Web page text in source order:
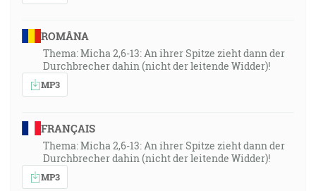
ROMÂNA
Thema: Micha 2,6-13: An ihrer Spitze zieht dann der
Durchbrecher dahin (nicht der leitende Widder)!
MP3
FRANÇAIS
Thema: Micha 2,6-13: An ihrer Spitze zieht dann der
Durchbrecher dahin (nicht der leitende Widder)!
MP3